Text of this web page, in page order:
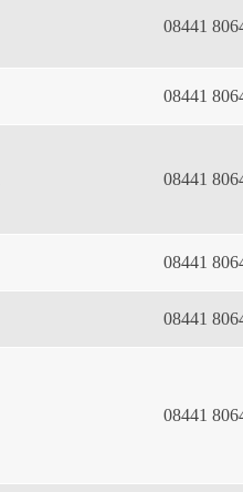
08441
08441
08441
08441
08441
08441